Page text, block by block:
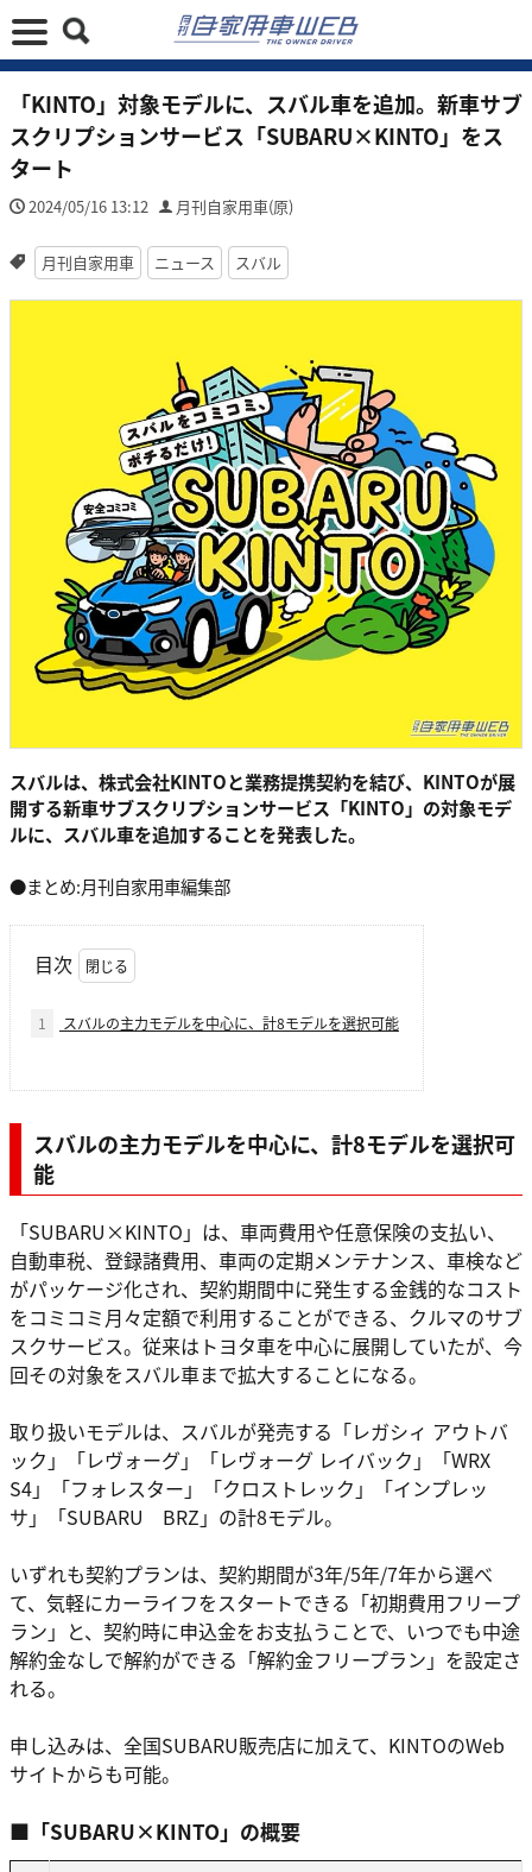
「KINTO」対象モデルに、スバル車を追加。新車サブ
スクリプションサービス「SUBARU×KINTO」をス
タート
2024/05/16 13:12 月刊自家用車(原)
月刊自家用車 ニュース スバル
スバルは、株式会社KINTOと業務提携契約を結び、KINTOが展
開する新車サブスクリプションサービス「KINTO」の対象モデ
ルに、スバル車を追加することを発表した。
●まとめ:月刊自家用車編集部
目次
1 スバルの主力モデルを中心に、計8モデルを選択可能
スバルの主力モデルを中心に、計8モデルを選択可
能
「SUBARU×KINTO」は、車両費用や任意保険の支払い、
自動車税、登録諸費用、車両の定期メンテナンス、車検など
がパッケージ化され、契約期間中に発生する金銭的なコスト
をコミコミ月々定額で利用することができる、クルマのサブ
スクサービス。従来はトヨタ車を中心に展開していたが、今
回その対象をスバル車まで拡大することになる。
取り扱いモデルは、スバルが発売する「レガシィ アウトバ
ック」「レヴォーグ」「レヴォーグ レイバック」「WRX
S4」「フォレスター」「クロストレック」「インプレッ
サ」「SUBARU BRZ」の計8モデル。
いずれも契約プランは、契約期間が3年/5年/7年から選べ
て、気軽にカーライフをスタートできる「初期費用フリープ
ラン」と、契約時に申込金をお支払うことで、いつでも中途
解約金なしで解約ができる「解約金フリープラン」を設定さ
れる。
申し込みは、全国SUBARU販売店に加えて、KINTOのWeb
サイトからも可能。
■「SUBARU×KINTO」の概要